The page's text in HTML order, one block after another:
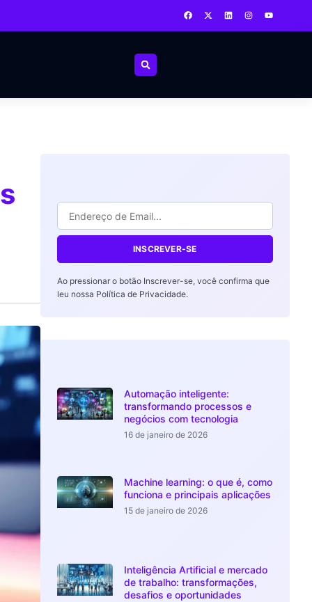
INSCREVER-SE
Ao pressionar o botão Inscrever-se, você confirma que
leu nossa Política de Privacidade.
Automação inteligente:
transformando processos e
negócios com tecnologia
16 de janeiro de 2026
Machine learning: o que é, como
funciona e principais aplicações
15 de janeiro de 2026
Inteligência Artificial e mercado
de trabalho: transformações,
desafios e oportunidades